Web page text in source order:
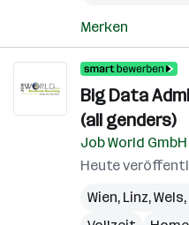
Merken
Big Data
(all genders)
Job World GmbH
Heute
Wien, Linz,Wels,